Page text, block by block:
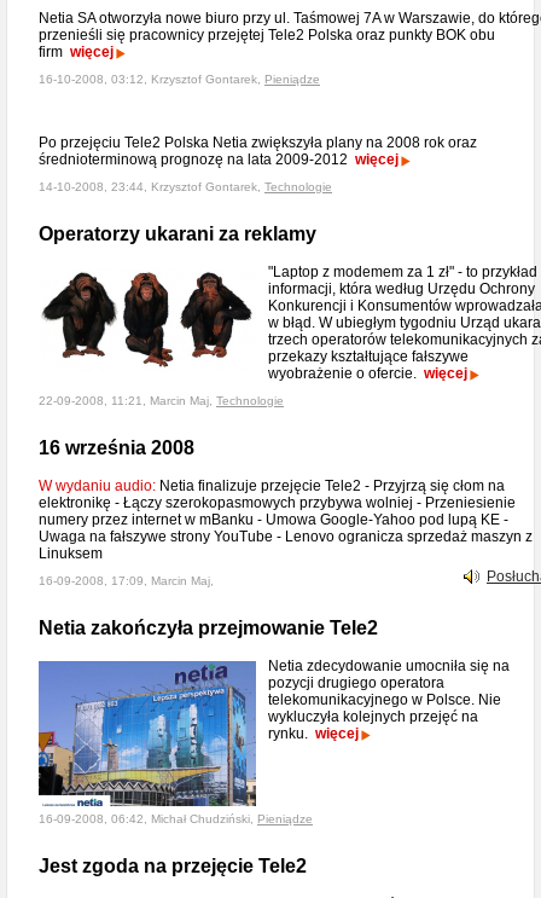
Netia SA otworzyła nowe biuro przy ul. Taśmowej 7A w Warszawie, do
przenieśli się pracownicy przejętej Tele2 Polska oraz punkty BOK obu
firm więcej
16-10-2008, 03:12, Krzysztof Gontarek, Pieniądze
Po przejęciu Tele2 Polska Netia zwiększyła plany na 2008 rok oraz
średnioterminową prognozę na lata 2009-2012 więcej
14-10-2008, 23:44, Krzysztof Gontarek, Technologie
Operatorzy ukarani za reklamy
"Laptop z modemem za 1 zł" - to przykład
informacji, która według Urzędu Ochrony
Konkurencji i Konsumentów
w błąd. W ubiegłym tygodniu Urząd
trzech operatorów telekomunikacyjnych
przekazy kształtujące fałszywe
wyobrażenie o ofercie. więcej
22-09-2008, 11:21, Marcin Maj, Technologie
16 września 2008
W wydaniu audio: Netia finalizuje przejęcie Tele2 - Przyjrzą się cłom na
elektronikę - Łączy szerokopasmowych przybywa wolniej - Przeniesienie
numery przez internet w mBanku - Umowa Google-Yahoo pod lupą KE -
Uwaga na fałszywe strony YouTube - Lenovo ogranicza sprzedaż maszyn z
Linuksem
16-09-2008, 17:09, Marcin Maj,
Netia zakończyła przejmowanie Tele2
Netia zdecydowanie umocniła się na
pozycji drugiego operatora
telekomunikacyjnego w Polsce. Nie
wykluczyła kolejnych przejęć na
rynku. więcej
16-09-2008, 06:42, Michał Chudziński, Pieniądze
Jest zgoda na przejęcie Tele2